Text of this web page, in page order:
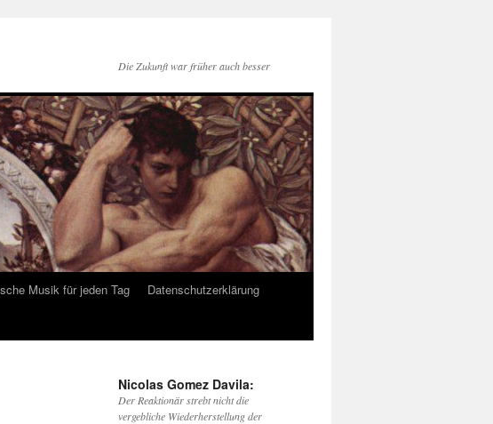
Die Zukunft war früher auch besser
Musik für jeden Tag
Datenschutzerklärung
Nicolas Gomez Davila:
Der Reaktionär strebt nicht die
vergebliche Wiederherstellung der